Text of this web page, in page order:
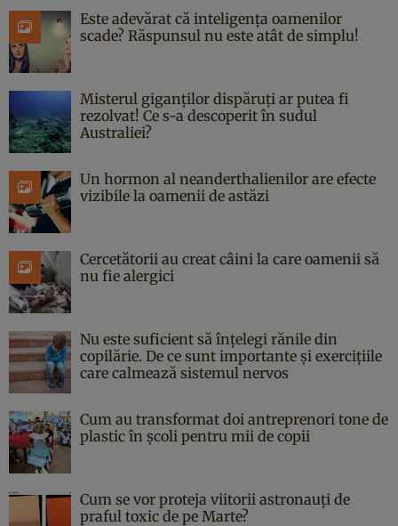
Este adevărat că inteligența oamenilor
scade? Răspunsul nu este atât de simplu!
Misterul giganților dispăruți ar putea fi
rezolvat! Ce s-a descoperit în sudul
Australiei?
Un hormon al neanderthalienilor are efecte
vizibile la oamenii de astăzi
Cercetătorii au creat câini la care oamenii să
nu fie alergici
Nu este suficient să înțelegi rănile din
copilărie. De ce sunt importante și exercițiile
care calmează sistemul nervos
Cum au transformat doi antreprenori tone de
plastic în școli pentru mii de copii
Cum se vor proteja viitorii astronauți de
praful toxic de pe Marte?